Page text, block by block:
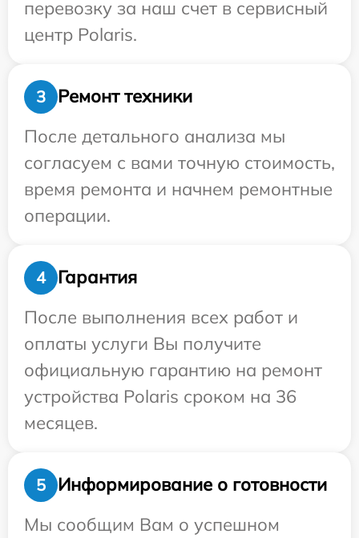
перевозку за наш счет в сервисный
центр Polaris.
3
Ремонт техники
После детального анализа мы
согласуем с вами точную стоимость,
время ремонта и начнем ремонтные
операции.
4
Гарантия
После выполнения всех работ и
оплаты услуги Вы получите
официальную гарантию на ремонт
устройства Polaris сроком на 36
месяцев.
5
Информирование о готовности
Мы сообщим Вам о успешном